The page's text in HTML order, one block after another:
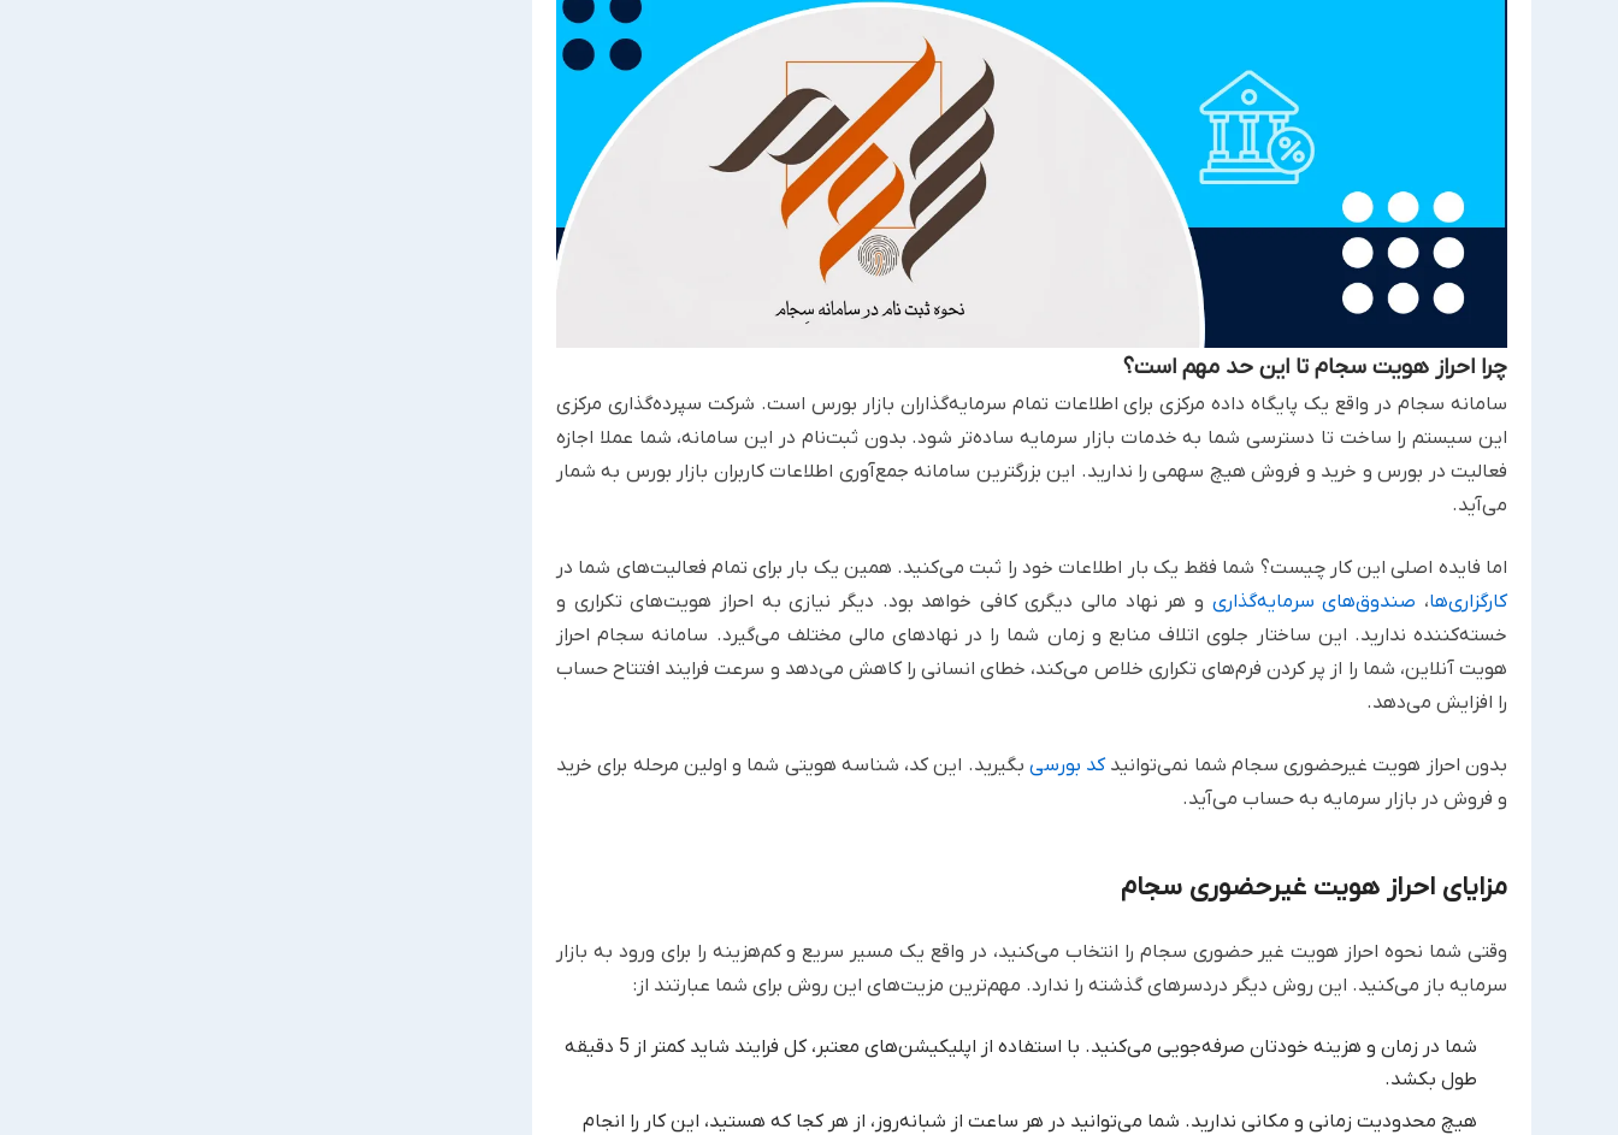
چرا احراز هویت سجام تا این حد مهم است؟
سامانه سجام در واقع یک پایگاه داده مرکزی برای اطلاعات تمام سرمایه‌گذاران بازار بورس است. شرکت سپرده‌گذاری مرکزی
این سیستم را ساخت تا دسترسی شما به خدمات بازار سرمایه ساده‌تر شود. بدون ثبت‌نام در این سامانه، شما عملا اجازه
فعالیت در بورس و خرید و فروش هیچ سهمی را ندارید. این بزرگترین سامانه جمع‌آوری اطلاعات کاربران بازار بورس به شمار
می‌آید.
اما فایده اصلی این کار چیست؟ شما فقط یک بار اطلاعات خود را ثبت می‌کنید. همین یک بار برای تمام فعالیت‌های شما در
کارگزاری‌ها، صندوق‌های سرمایه‌گذاری و هر نهاد مالی دیگری کافی خواهد بود. دیگر نیازی به احراز هویت‌های تکراری و
خسته‌کننده ندارید. این ساختار جلوی اتلاف منابع و زمان شما را در نهادهای مالی مختلف می‌گیرد. سامانه سجام احراز
هویت آنلاین، شما را از پر کردن فرم‌های تکراری خلاص می‌کند، خطای انسانی را کاهش می‌دهد و سرعت فرایند افتتاح حساب
را افزایش می‌دهد.
بدون احراز هویت غیرحضوری سجام شما نمی‌توانیدکد بورسی بگیرید. این کد، شناسه هویتی شما و اولین مرحله برای خرید
و فروش در بازار سرمایه به حساب می‌آید.
مزایای احراز هویت غیرحضوری سجام
وقتی شما نحوه احراز هویت غیر حضوری سجام را انتخاب می‌کنید، در واقع یک مسیر سریع و کم‌هزینه را برای ورود به بازار
سرمایه باز می‌کنید. این روش دیگر دردسرهای گذشته را ندارد. مهم‌ترین مزیت‌های این روش برای شما عبارتند از:
شما در زمان و هزینه خودتان صرفه‌جویی می‌کنید. با استفاده از اپلیکیشن‌های معتبر، کل فرایند شاید کمتر از 5 دقیقه
طول بکشد.
هیچ محدودیت زمانی و مکانی ندارید. شما می‌توانید در هر ساعت از شبانه‌روز، از هر کجا که هستید، این کار را انجام